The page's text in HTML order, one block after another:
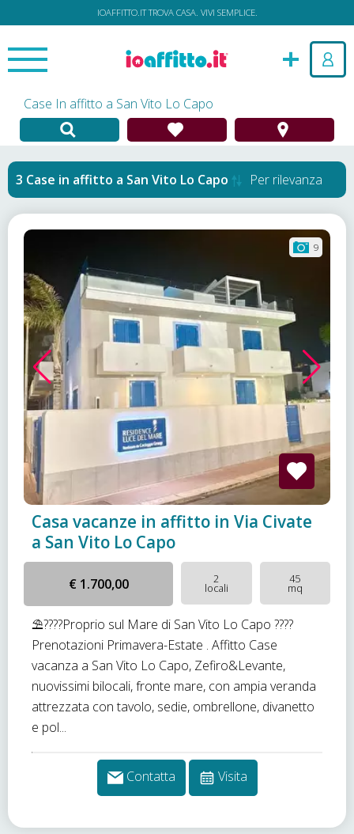
IOAFFITTO.IT TROVA CASA. VIVI SEMPLICE.
Case In affitto a San Vito Lo Capo
Case in affitto a San Vito Lo Capo Per rilevanza
9
Casa vacanze in affitto in Via Civate
a San Vito Lo Capo
€ 1.700,00 2
locali
45
mq
⛱????Proprio sul Mare di San Vito Lo Capo ????
Prenotazioni Primavera-Estate . Affitto Case
vacanza a San Vito Lo Capo, Zefiro&Levante,
nuovissimi bilocali, fronte mare, con ampia veranda
attrezzata con tavolo, sedie, ombrellone, divanetto
e pol...
Contatta Visita